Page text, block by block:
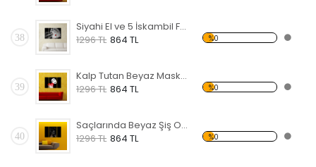
38
Siyahi El ve 5 İskambil Forex Tablo
1296 TL 864 TL %0
39
Kalp Tutan Beyaz Maske Forex Tablo
1296 TL 864 TL %0
40
Saçlarında Beyaz Şiş Olan Siyahi Kadın Forex Tablo
1296 TL 864 TL %0